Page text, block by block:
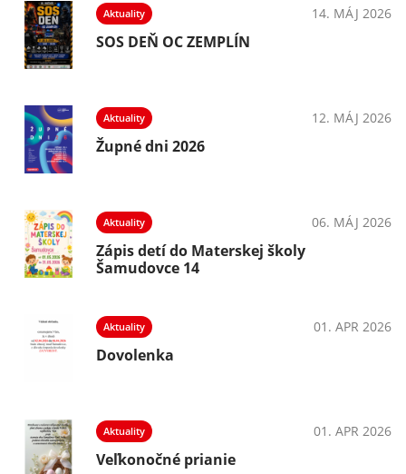
Aktuality 14. MÁJ 2026
SOS DEŇ OC ZEMPLÍN
Aktuality 12. MÁJ 2026
Župné dni 2026
Aktuality 06. MÁJ 2026
Zápis detí do Materskej školy
Šamudovce 14
Aktuality 01. APR 2026
Dovolenka
Aktuality 01. APR 2026
Veľkonočné prianie